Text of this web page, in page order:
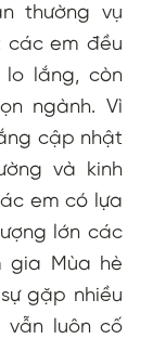
thường vụ
các em đều
lắng, còn
ngành. Vì
cập nhật
và kinh
em có lựa
lớn các
gia Mùa hè
gặp nhiều
vẫn luôn cố